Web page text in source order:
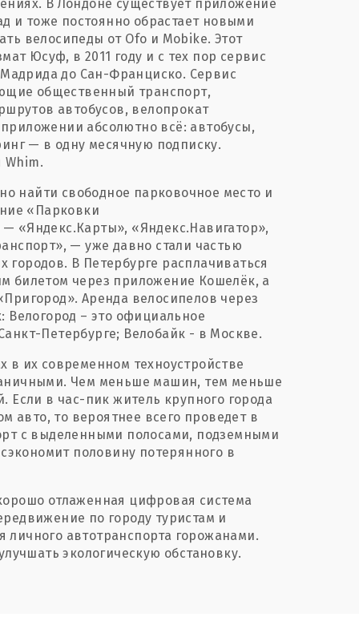
В Лондоне существует приложение
и тоже постоянно обрастает новыми
велосипеды от Ofo и Mobike. Этот
Юсуф, в 2011 году и с тех пор сервис
до Сан-Франциско. Сервис
общественный транспорт,
автобусов, велопрокат
абсолютно всё: автобусы,
— в одну месячную подписку.
найти свободное парковочное место и
«Парковки
«Яндекс.Карты», «Яндекс.Навигатор»,
— уже давно стали частью
В Петербурге расплачиваться
билетом через приложение Кошелёк, а
Аренда велосипелов через
Велогород – это официальное
Петербурге; Велобайк - в Москве.
в их современном техноустройстве
Чем меньше машин, тем меньше
Если в час-пик житель крупного города
авто, то вероятнее всего проведет в
с выделенными полосами, подземными
половину потерянного в
отлаженная цифровая система
по городу туристам и
личного автотранспорта горожанами.
экологическую обстановку.